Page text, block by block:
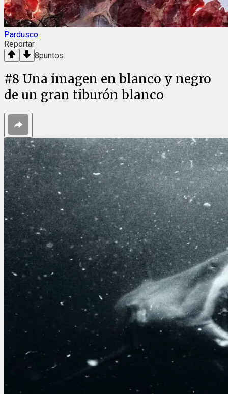
Pardusco
Reportar
8puntos
#8 Una imagen en blanco y negro
de un gran tiburón blanco